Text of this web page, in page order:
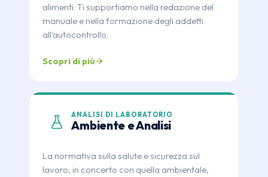
alimenti. Ti supportiamo nella redazione del
manuale e nella formazione degli addetti
all'autocontrollo.
Scopri di più
ANALISI DI LABORATORIO
Ambiente e Analisi
La normativa sulla salute e sicurezza sul
lavoro, in concerto con quella ambientale,